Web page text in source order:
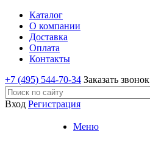
Каталог
О компании
Доставка
Оплата
Контакты
+7 (495) 544-70-34 Заказать звонок
Вход Регистрация
Меню